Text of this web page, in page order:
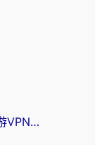
ChickCN VPN好用吗？和奇游手游VPN对比哪个回国效果更好？海外党亲测实用指南